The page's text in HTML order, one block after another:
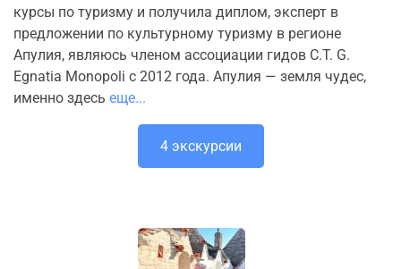
курсы по туризму и получила диплом, эксперт в
предложении по культурному туризму в регионе
Апулия, являюсь членом ассоциации гидов C.T. G.
Egnatia Monopoli с 2012 года. Апулия — земля чудес,
именно здесь еще...
4 экскурсии